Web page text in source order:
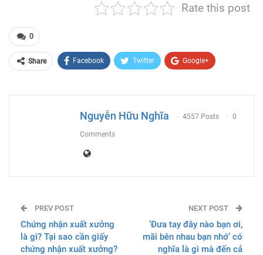
Rate this post
0
Share Facebook Twitter Google+
Nguyễn Hữu Nghĩa 4557 Posts 0
Comments
PREV POST
Chứng nhận xuất xưởng
là gì? Tại sao cần giấy
chứng nhận xuất xưởng?
NEXT POST
‘Đưa tay đây nào bạn ơi,
mãi bên nhau bạn nhớ’ có
nghĩa là gì mà đến cả